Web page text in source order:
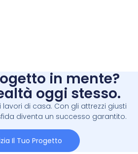
in mente?
oggi stesso.
di casa. Con gli attrezzi giusti
diventa un successo garantito.
Il Tuo Progetto